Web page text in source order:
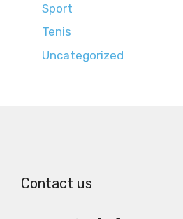
Sport
Tenis
Uncategorized
Contact us